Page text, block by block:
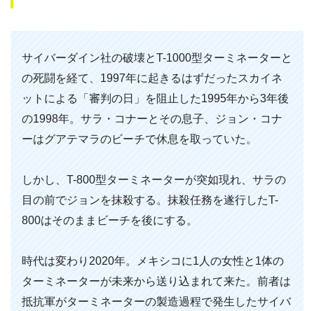
サイバーダイン社の破壊とT-1000型ターミネーターと
の死闘を経て、1997年に起きるはずだったスカイネ
ットによる「審判の日」を阻止した1995年から3年後
の1998年。サラ・コナーとその息子、ジョン・コナ
ーはグアテマラのビーチで休息を取っていた。
しかし、T-800型ターミネーターが突如現れ、サラの
目の前でジョンを抹殺する。抹殺任務を遂行したT-
800はそのままビーチを後にする。
時代は変わり2020年。メキシコに1人の女性と1体の
ターミネーターが未来から送り込まれて来た。前者は
抵抗軍がターミネーターの製造過程で発生したサイバ